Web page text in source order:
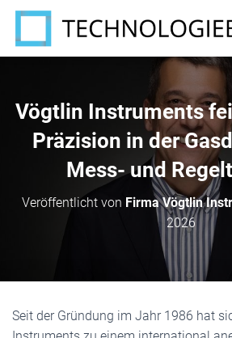
Vögtlin Instruments
Präzision in der
Mess- und
Veröffentlicht von Firma Vögtlin
2026
Seit der Gründung im Jahr 1986 hat